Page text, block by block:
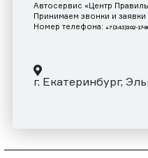
Автосервис «Центр
Принимаем звонки и
Номер телефона: +7 (343)302-17-
г. Екатеринбург,